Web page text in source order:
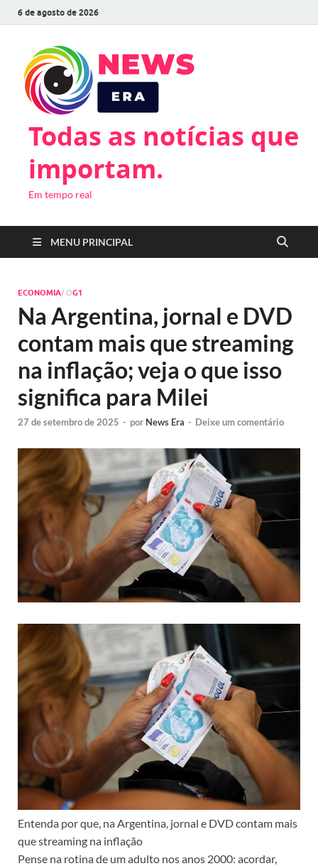
6 de agosto de 2026
Todas as notícias que
importam.
Em tempo real
MENU PRINCIPAL
ECONOMIA/ OG1
Na Argentina, jornal e DVD
contam mais que streaming
na inflação; veja o que isso
significa para Milei
27 de setembro de 2025 - por News Era - Deixe um comentário
Entenda por que, na Argentina, jornal e DVD contam mais
que streaming na inflação
Pense na rotina de um adulto nos anos 2000: acordar,